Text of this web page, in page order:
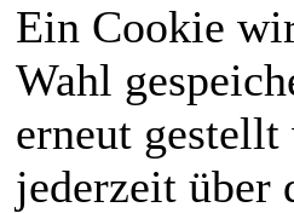
Ein Cookie
Wahl
erneut
jederzeit über